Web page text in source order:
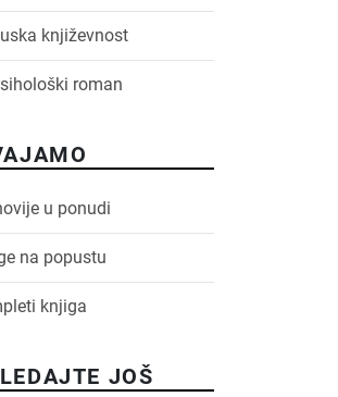
književnost
roman
u ponudi
na popustu
knjiga
JOŠ